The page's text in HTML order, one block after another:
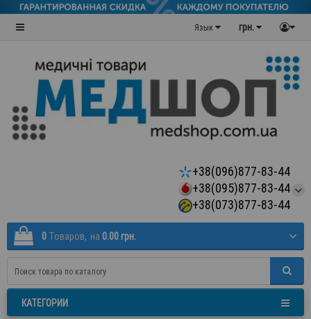
грн.
Язык
+38(096)877-83-44
+38(095)877-83-44
+38(073)877-83-44
0 Tоваров, на 0.00 грн.
КАТЕГОРИИ